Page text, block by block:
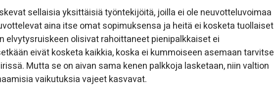
sellaisia yksittäisiä työntekijöitä, joilla ei ole neuvotteluvoimaa
aina itse omat sopimuksensa ja heitä ei kosketa tuollaiset
elvytysruiskeen olisivat rahoittaneet pienipalkkaiset ei
eivät kosketa kaikkia, koska ei kummoiseen asemaan tarvitse
Mutta se on aivan sama kenen palkkoja lasketaan, niin valtion
vaikutuksia vajeet kasvavat.